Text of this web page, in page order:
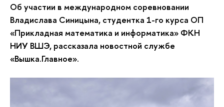
Об участии в международном соревновании
Владислава Синицына, студентка 1-го курса ОП
«Прикладная математика и информатика» ФКН
НИУ ВШЭ, рассказала новостной службе
«Вышка.Главное».